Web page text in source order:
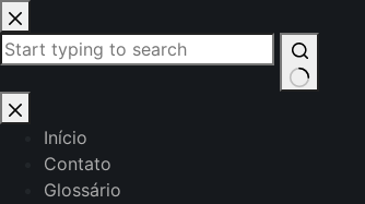
Início
Contato
Glossário